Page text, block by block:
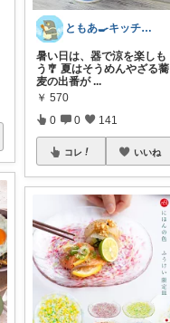
ともあ🍳キッチンと暮らし
暑い日は、器で涼を楽しも
う🎐 夏はそうめんやざる蕎
麦の出番が ...
￥ 570
0 0 141
コレ いいね